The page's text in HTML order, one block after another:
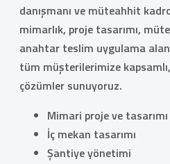
danışmanı ve müteahhit
mimarlık, proje tasarımı,
anahtar teslim uygulama
tüm müşterilerimize
çözümler sunuyoruz.
Mimari proje ve tasarımı
İç mekan tasarımı
Şantiye yönetimi